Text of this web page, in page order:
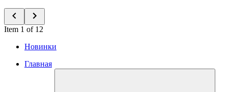
Item 1 of 12
Новинки
Главная